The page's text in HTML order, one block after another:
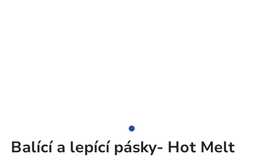
Balící a lepící pásky- Hot Melt